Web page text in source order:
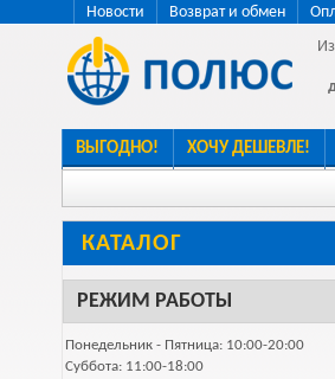
Новости Возврат и обмен
ВЫГОДНО! ХОЧУ ДЕШЕВЛЕ!
КАТАЛОГ
РЕЖИМ РАБОТЫ
Понедельник - Пятница: 10:00-20:00
Суббота: 11:00-18:00